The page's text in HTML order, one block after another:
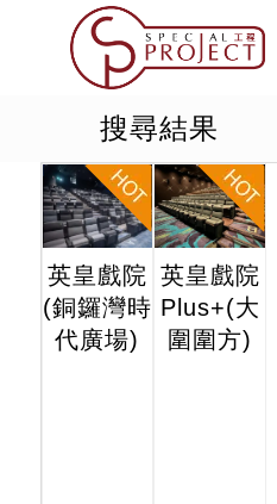
搜尋結果
英皇戲院
(銅鑼灣時
代廣場)
英皇戲院
Plus+(大
圍圍方)